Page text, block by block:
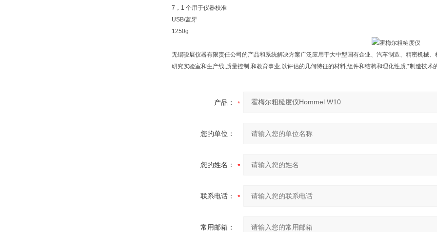
7，1 个用于仪器校准
USB/蓝牙
1250g
无锡骏展仪器有限责任公司的产品和系统解决方案广泛应用于大中型国有企业、汽车制造、精密机械
研究实验室和生产线,质量控制,和教育事业,以评估的几何特征的材料,组件和结构和理化性质,*制造技术
产品：
您的单位：
您的姓名：
联系电话：
常用邮箱：